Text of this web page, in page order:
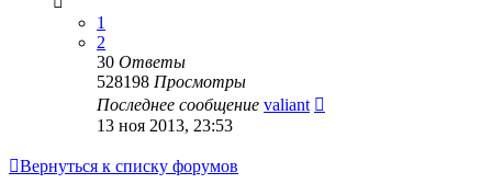
1
2
30 Ответы
528198 Просмотры
Последнее сообщение valiant
13 ноя 2013, 23:53
Вернуться к списку форумов